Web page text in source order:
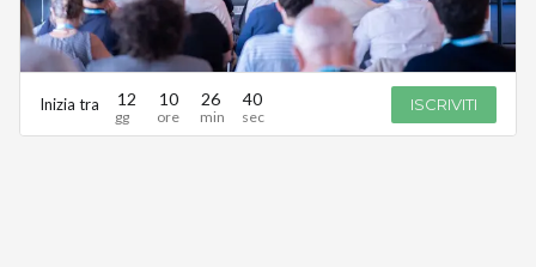
Inizia tra 12 10 26 40 ISCRIVITI